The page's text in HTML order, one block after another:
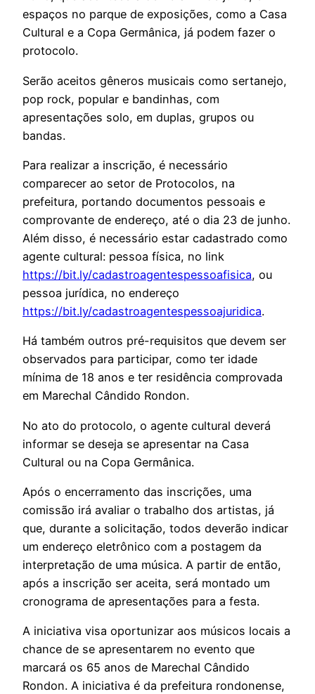
espaços no parque de exposições, como a Casa
Cultural e a Copa Germânica, já podem fazer o
protocolo.
Serão aceitos gêneros musicais como sertanejo,
pop rock, popular e bandinhas, com
apresentações solo, em duplas, grupos ou
bandas.
Para realizar a inscrição, é necessário
comparecer ao setor de Protocolos, na
prefeitura, portando documentos pessoais e
comprovante de endereço, até o dia 23 de junho.
Além disso, é necessário estar cadastrado como
agente cultural: pessoa física, no link
https://bit.ly/cadastroagentespessoafisica, ou
pessoa jurídica, no endereço
https://bit.ly/cadastroagentespessoajuridica.
Há também outros pré-requisitos que devem ser
observados para participar, como ter idade
mínima de 18 anos e ter residência comprovada
em Marechal Cândido Rondon.
No ato do protocolo, o agente cultural deverá
informar se deseja se apresentar na Casa
Cultural ou na Copa Germânica.
Após o encerramento das inscrições, uma
comissão irá avaliar o trabalho dos artistas, já
que, durante a solicitação, todos deverão indicar
um endereço eletrônico com a postagem da
interpretação de uma música. A partir de então,
após a inscrição ser aceita, será montado um
cronograma de apresentações para a festa.
A iniciativa visa oportunizar aos músicos locais a
chance de se apresentarem no evento que
marcará os 65 anos de Marechal Cândido
Rondon. A iniciativa é da prefeitura rondonense,